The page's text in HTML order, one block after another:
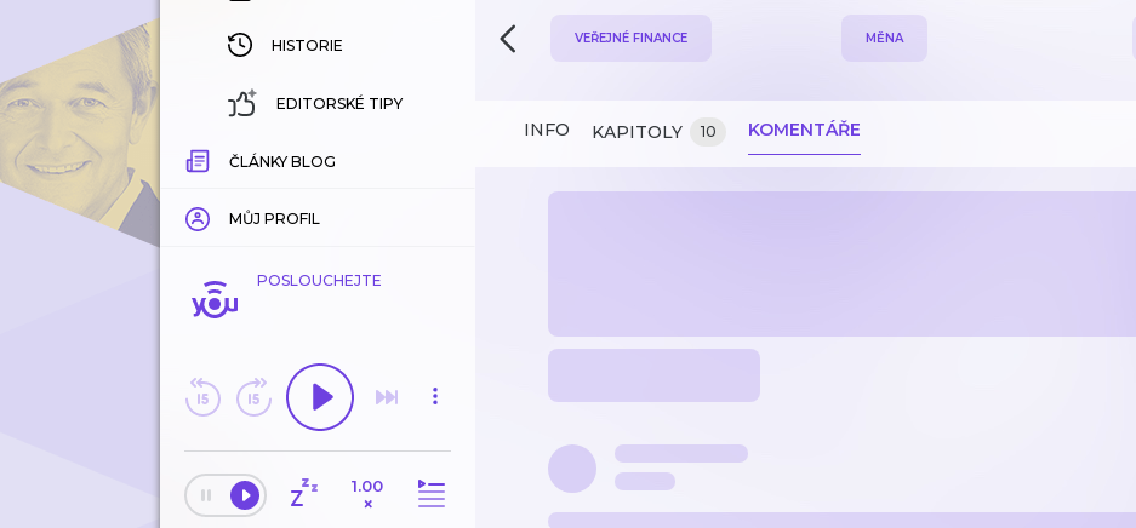
HISTORIE
EDITORSKÉ TIPY
ČLÁNKY BLOG
MŮJ PROFIL
POSLOUCHEJTE
1.00
×
VEŘEJNÉ FINANCE MĚNA
INFO KAPITOLY 10 KOMENTÁŘE